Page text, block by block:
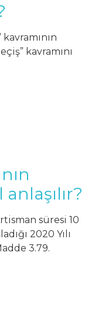
kavramını
anlaşılır?
süresi 10
2020 Yılı
3.79.